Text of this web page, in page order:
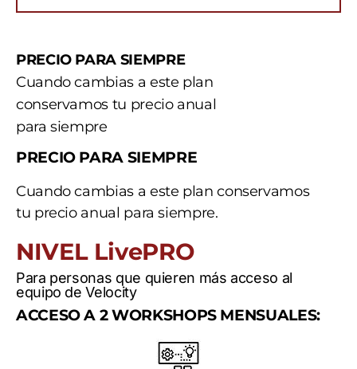
PRECIO PARA SIEMPRE
Cuando cambias a este plan
conservamos tu precio anual
para siempre
PRECIO PARA SIEMPRE
Cuando cambias a este plan conservamos
tu precio anual para siempre.
NIVEL LivePRO
Para personas que quieren más acceso al
equipo de Velocity
ACCESO A 2 WORKSHOPS MENSUALES: